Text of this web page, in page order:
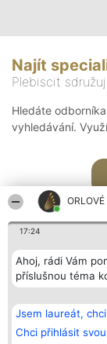
17:24
Ahoj, rádi Vám
příslušnou téma
Jsem laureát,
Chci přihlásit
Najít
Plebiscit
Hledáte
vyhledávání.
Bright Side Solutions sp.
o. sp. k.
ul. Ruska 22
Wrocław 50-079